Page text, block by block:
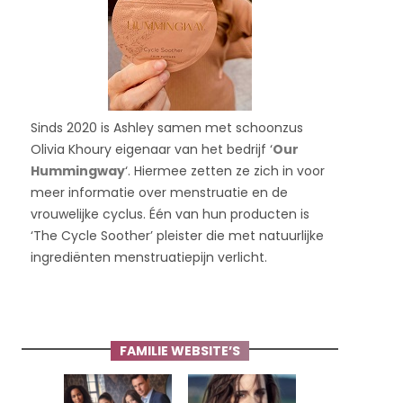
Sinds 2020 is Ashley samen met schoonzus
Olivia Khoury eigenaar van het bedrijf ‘Our
Hummingway‘. Hiermee zetten ze zich in voor
meer informatie over menstruatie en de
vrouwelijke cyclus. Één van hun producten is
‘The Cycle Soother’ pleister die met natuurlijke
ingrediënten menstruatiepijn verlicht.
FAMILIE WEBSITE’S